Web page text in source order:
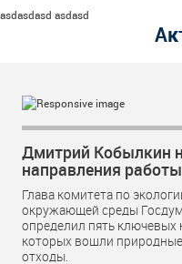
asdasdasd asdasd
Дмитрий Кобылкин
направления
Глава комитета по
окружающей среды
определил пять ключевых
которых вошли природные
отходы.